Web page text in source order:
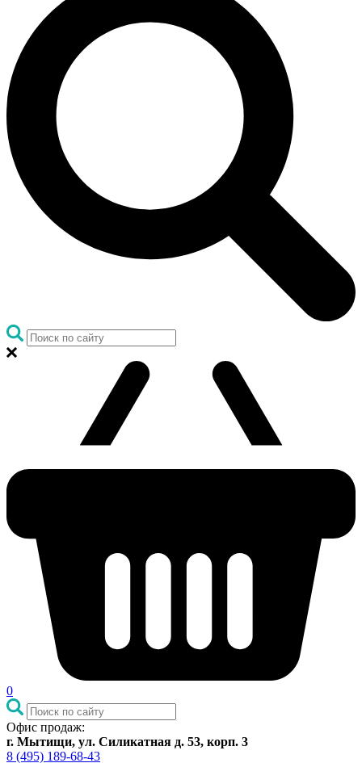
0
Офис продаж:
г. Мытищи, ул. Силикатная д. 53, корп. 3
8 (495) 189-68-43